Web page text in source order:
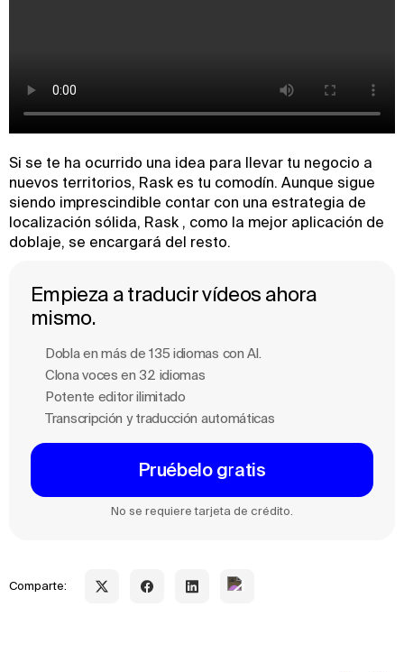
Si se te ha ocurrido una idea para llevar tu negocio a
nuevos territorios, Rask es tu comodín. Aunque sigue
siendo imprescindible contar con una estrategia de
localización sólida, Rask , como la mejor aplicación de
doblaje, se encargará del resto.
Empieza a traducir vídeos ahora
mismo.
Dobla en más de 135 idiomas con Al.
Clona voces en 32 idiomas
Potente editor ilimitado
Transcripción y traducción automáticas
Pruébelo gratis
No se requiere tarjeta de crédito.
Comparte: